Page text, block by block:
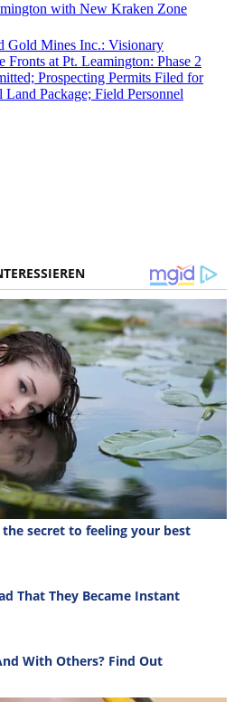
with New Kraken Zone
Gold Mines Inc.: Visionary
Fronts at Pt. Leamington: Phase 2
Prospecting Permits Filed for
Package; Field Personnel